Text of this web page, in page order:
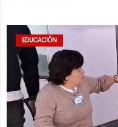
EDUCACIÓN